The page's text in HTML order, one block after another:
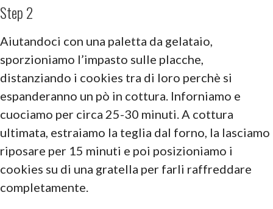
Step 2
Aiutandoci con una paletta da gelataio,
sporzioniamo l’impasto sulle placche,
distanziando i cookies tra di loro perchè si
espanderanno un pò in cottura. Inforniamo e
cuociamo per circa 25-30 minuti. A cottura
ultimata, estraiamo la teglia dal forno, la lasciamo
riposare per 15 minuti e poi posizioniamo i
cookies su di una gratella per farli raffreddare
completamente.